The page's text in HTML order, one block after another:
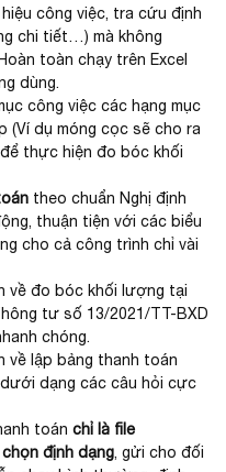
công việc, tra cứu định
chi tiết…) mà không
toàn chạy trên Excel
dùng.
công việc các hạng mục
(Ví dụ móng cọc sẽ cho ra
thực hiện đo bóc khối
theo chuẩn Nghị định
thuận tiện với các biểu
cho cả công trình chỉ vài
về đo bóc khối lượng tại
tư số 13/2021/TT-BXD
chóng.
về lập bảng thanh toán
dạng các câu hỏi cực
toán chỉ là file
chọn định dạng, gửi cho đối